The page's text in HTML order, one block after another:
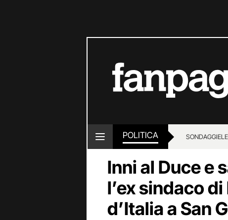
POLITICA SONDAGGI
Inni al Duce e
l’ex sindaco
d’Italia a San